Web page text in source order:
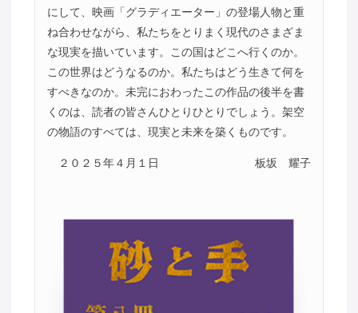
にして、映画「グラディエーター」の登場人物と重
ね合わせながら、私たちをとりまく現代のさまざま
な現実を描いています。この国はどこへ行くのか。
この世界はどうなるのか。私たちはどう生きて何を
すべきなのか。未完におわったこの作品の後半を書
くのは、読者の皆さんひとりひとりでしょう。架空
の物語のすべては、現実と未来を築くものです。
２０２５年４月１日 板坂 耀子